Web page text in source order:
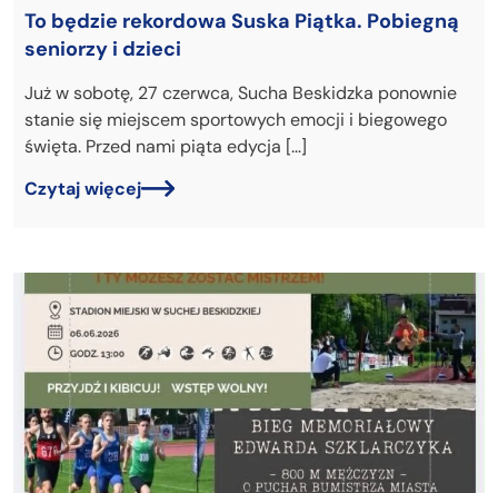
To będzie rekordowa Suska Piątka. Pobiegną
seniorzy i dzieci
Już w sobotę, 27 czerwca, Sucha Beskidzka ponownie
stanie się miejscem sportowych emocji i biegowego
święta. Przed nami piąta edycja […]
Czytaj więcej